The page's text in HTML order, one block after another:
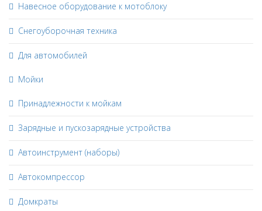
Навесное оборудование к мотоблоку
Снегоуборочная техника
Для автомобилей
Мойки
Принадлежности к мойкам
Зарядные и пускозарядные устройства
Автоинструмент (наборы)
Автокомпрессор
Домкраты